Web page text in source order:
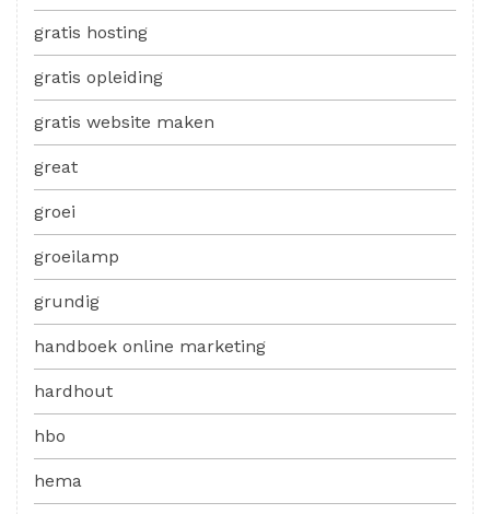
gratis hosting
gratis opleiding
gratis website maken
great
groei
groeilamp
grundig
handboek online marketing
hardhout
hbo
hema